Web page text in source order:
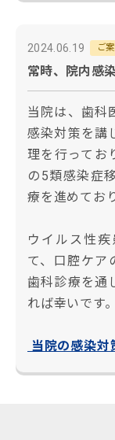
2024.06.19 ご
常時、院内感
当院は、歯科
感染対策を講
理を行ってお
の5類感染症
療を進めてお
ウイルス性
て、口腔ケア
歯科診療を通
れば幸いです。
当院の感染対